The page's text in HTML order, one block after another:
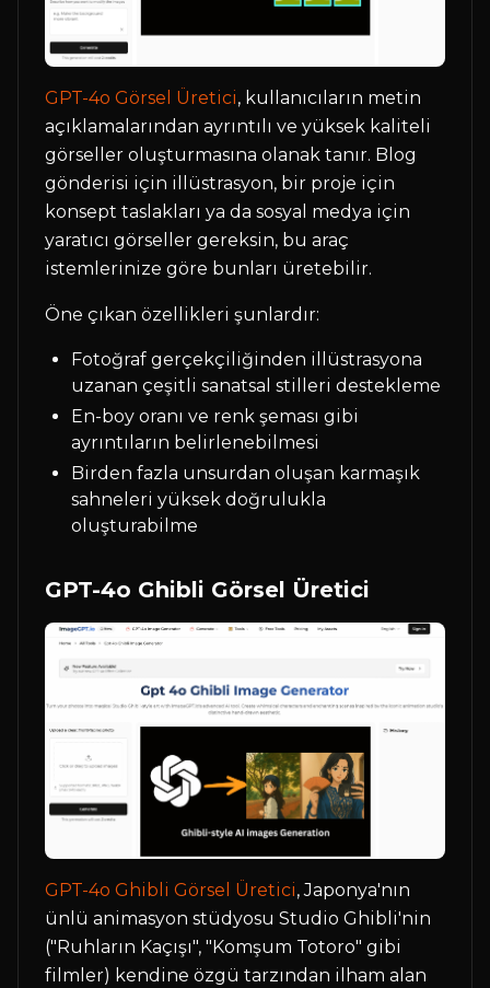
GPT-4o Görsel Üretici, kullanıcıların metin
açıklamalarından ayrıntılı ve yüksek kaliteli
görseller oluşturmasına olanak tanır. Blog
gönderisi için illüstrasyon, bir proje için
konsept taslakları ya da sosyal medya için
yaratıcı görseller gereksin, bu araç
istemlerinize göre bunları üretebilir.
Öne çıkan özellikleri şunlardır:
Fotoğraf gerçekçiliğinden illüstrasyona
uzanan çeşitli sanatsal stilleri destekleme
En-boy oranı ve renk şeması gibi
ayrıntıların belirlenebilmesi
Birden fazla unsurdan oluşan karmaşık
sahneleri yüksek doğrulukla
oluşturabilme
GPT-4o Ghibli Görsel Üretici
GPT-4o Ghibli Görsel Üretici, Japonya'nın
ünlü animasyon stüdyosu Studio Ghibli'nin
("Ruhların Kaçışı", "Komşum Totoro" gibi
filmler) kendine özgü tarzından ilham alan